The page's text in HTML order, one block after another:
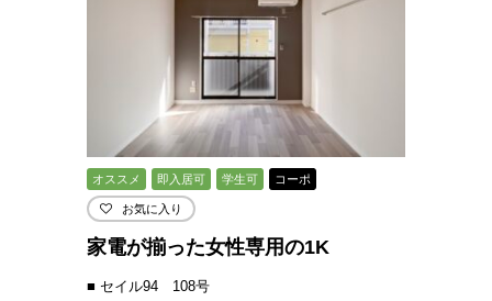
オススメ 即入居可 学生可 コーポ
お気に入り
家電が揃った女性専用の1K
■ セイル94 108号